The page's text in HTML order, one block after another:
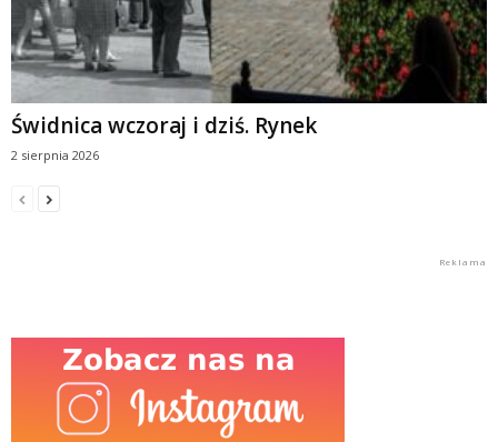
Świdnica wczoraj i dziś. Rynek
2 sierpnia 2026